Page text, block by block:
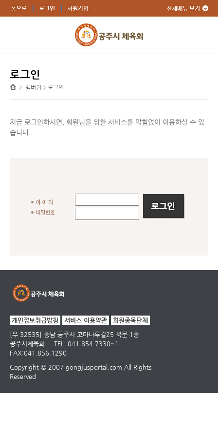
홈으로 로그인 회원가입 전체메뉴 보기
로그인
> 멤버쉽 > 로그인
지금 로그인하시면, 회원님을 위한 서비스를 막힘없이 이용하실 수 있
습니다.
개인정보취급방침 서비스 이용약관
회원종목단체
[우 32535] 충남 공주시 고마나루길25 북문 1층
공주시체육회
TEL: 041.854.7330~1
FAX:041.856.1290
Copyright © 2007 gongjusportal.com All Rights
Reserved